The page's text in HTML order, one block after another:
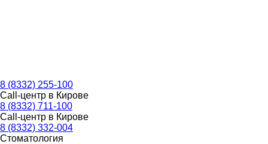
8 (8332) 255-100
Call-центр в Кирове
8 (8332) 711-100
Call-центр в Кирове
8 (8332) 332-004
Стоматология